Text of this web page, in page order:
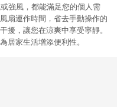
強風，都能滿足您的個人需
扇運作時間，省去手動操作的
擾，讓您在涼爽中享受寧靜。
居家生活增添便利性。